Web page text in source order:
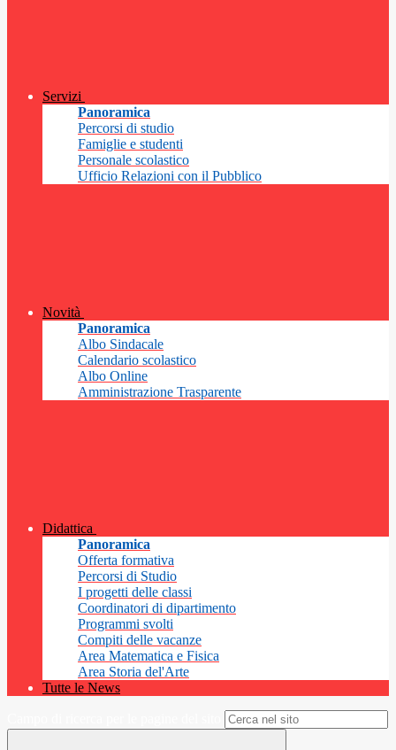
Servizi
Panoramica
Percorsi di studio
Famiglie e studenti
Personale scolastico
Ufficio Relazioni con il Pubblico
Novità
Panoramica
Albo Sindacale
Calendario scolastico
Albo Online
Amministrazione Trasparente
Didattica
Panoramica
Offerta formativa
Percorsi di Studio
I progetti delle classi
Coordinatori di dipartimento
Programmi svolti
Compiti delle vacanze
Area Matematica e Fisica
Area Storia del'Arte
Tutte le News